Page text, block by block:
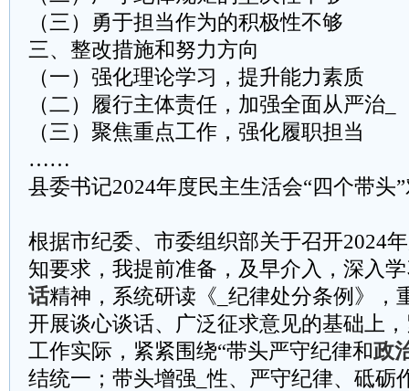
（三）勇于担当作为的积极性不够
三、整改措施和努力方向
（一）强化理论学习，提升能力素质
（二）履行主体责任，加强全面从严治_
（三）聚焦重点工作，强化履职担当
……
县委书记2024年度民主生活会“四个带头
根据市纪委、市委组织部关于召开2024
知要求，我提前准备，及早介入，深入
话精神，系统研读《_纪律处分条例》，
开展谈心谈话、广泛征求意见的基础上
工作实际，紧紧围绕“带头严守纪律和政
结统一；带头增强_性、严守纪律、砥砺